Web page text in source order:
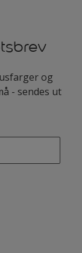
og
- sendes ut